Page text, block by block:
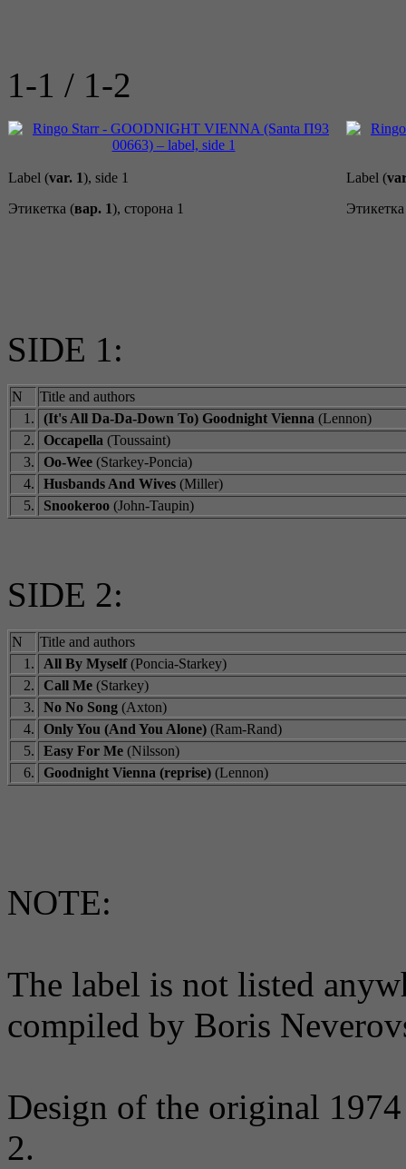
1-1 / 1-2
Label (var. 1), side 1
Этикетка (вар. 1), сторона 1
Label (
SIDE 1:
N
Title and authors
1.
(It's All Da-Da-Down To) Goodnight Vienna (Lennon)
2.
Occapella (Toussaint)
3.
Oo-Wee (Starkey-Poncia)
4.
Husbands And Wives (Miller)
5.
Snookeroo (John-Taupin)
SIDE 2:
N
Title and authors
1.
All By Myself(Poncia-Starkey)
2.
Call Me (Starkey)
3.
No No Song (Axton)
4.
Only You (And You Alone) (Ram-Rand)
5.
Easy For Me (Nilsson)
6.
Goodnight Vienna (reprise) (Lennon)
NOTE:
The label is not listed
compiled by Boris
Design of the original
2.